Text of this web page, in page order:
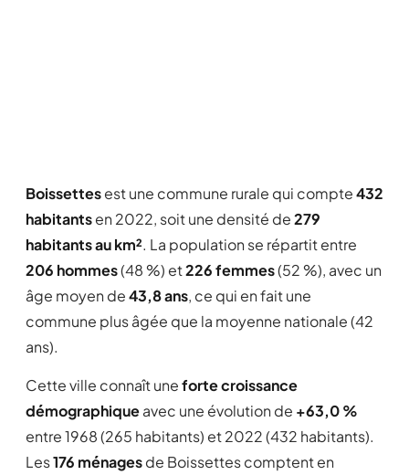
Boissettesest une commune rurale qui compte432
habitantsen 2022, soit une densité de279
habitants au km². La population se répartit entre
206 hommes(48 %) et226 femmes(52 %), avec un
âge moyen de43,8 ans, ce qui en fait une
commune plus âgée que la moyenne nationale (42
ans).
Cette ville connaît uneforte croissance
démographiqueavec une évolution de +63,0 %
entre 1968 (265 habitants) et 2022 (432 habitants).
Les176 ménagesde Boissettes comptent en